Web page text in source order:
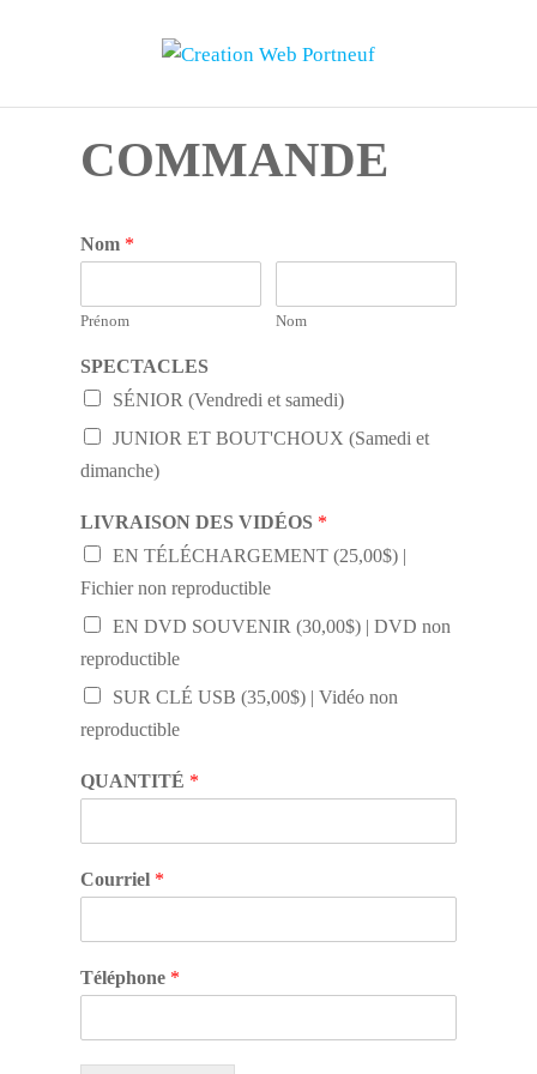
COMMANDE
Nom *
Prénom Nom
SPECTACLES
SÉNIOR (Vendredi et samedi)
JUNIOR ET BOUT'CHOUX (Samedi et
dimanche)
LIVRAISON DES VIDÉOS *
EN TÉLÉCHARGEMENT (25,00$) |
Fichier non reproductible
EN DVD SOUVENIR (30,00$) | DVD non
reproductible
SUR CLÉ USB (35,00$) | Vidéo non
reproductible
QUANTITÉ *
Courriel *
Téléphone *